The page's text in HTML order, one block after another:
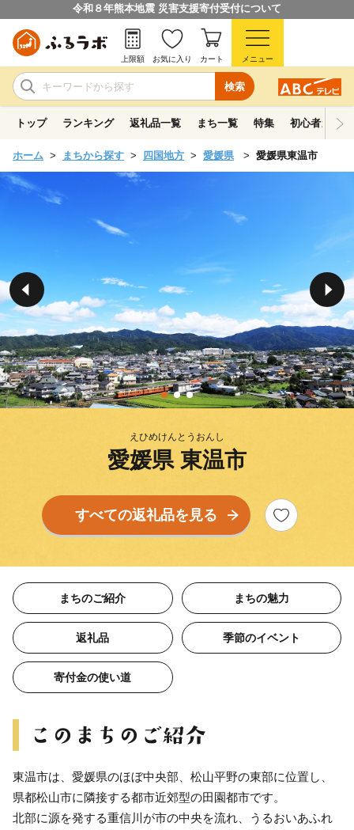
令和８年熊本地震 災害支援寄付受付について
検索
上限額 お気に入り カート メニュー
トップ ランキング 返礼品一覧 まち一覧 特集 初心者ガイド
ホーム まちから探す 四国地方 愛媛県 愛媛県東温市
えひめけんとうおんし
愛媛県 東温市
すべての返礼品を見る
まちのご紹介 まちの魅力
返礼品 季節のイベント
寄付金の使い道
東温市は、愛媛県のほぼ中央部、松山平野の東部に位置し、
県都松山市に隣接する都市近郊型の田園都市です。
北部に源を発する重信川が市の中央を流れ、うるおいあふれ